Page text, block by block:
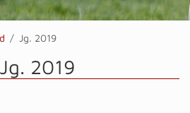
Jg. 2019
Jg. 2019